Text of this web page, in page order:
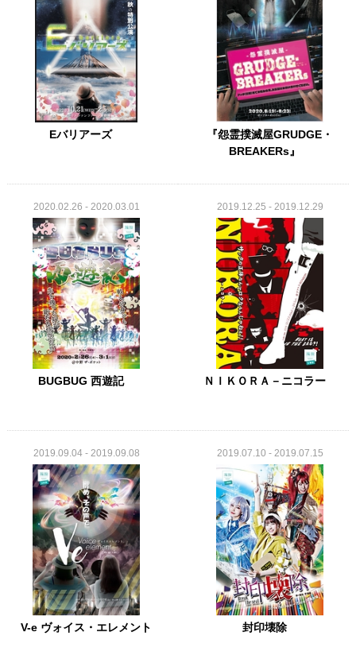
Eバリアーズ
『怨霊撲滅屋GRUDGE・
BREAKERs』
2020.02.26 - 2020.03.01
BUGBUG 西遊記
2019.12.25 - 2019.12.29
ＮＩＫＯＲＡ－ニコラー
2019.09.04 - 2019.09.08
V-e ヴォイス・エレメント
2019.07.10 - 2019.07.15
封印壊除